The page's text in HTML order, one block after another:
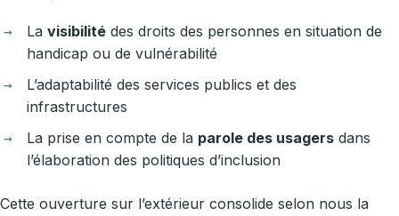
La visibilité des droits des personnes en situation de
handicap ou de vulnérabilité
L’adaptabilité des services publics et des
infrastructures
La prise en compte de la parole des usagers dans
l’élaboration des politiques d’inclusion
Cette ouverture sur l’extérieur consolide selon nous la